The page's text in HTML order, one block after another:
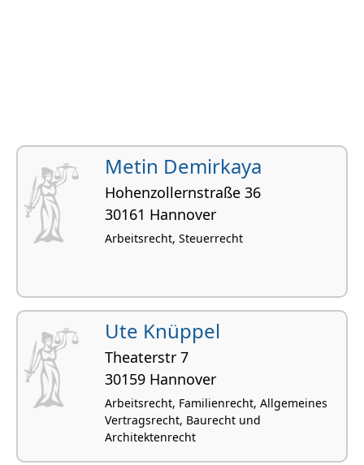
Metin Demirkaya
Hohenzollernstraße 36
30161 Hannover
Arbeitsrecht, Steuerrecht
Ute Knüppel
Theaterstr 7
30159 Hannover
Arbeitsrecht, Familienrecht, Allgemeines
Vertragsrecht, Baurecht und
Architektenrecht